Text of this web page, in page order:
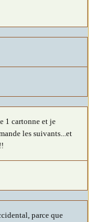
1 cartonne et je
les suivants...et
parce que